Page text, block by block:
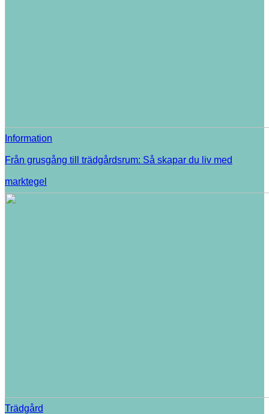
Information
Från grusgång till trädgårdsrum: Så skapar du liv med
marktegel
Trädgård